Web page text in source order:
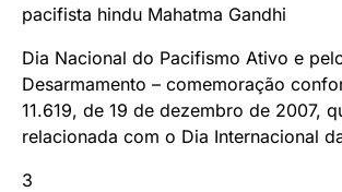
pacifista hindu Mahatma Gandhi
Dia Nacional do Pacifismo Ativo e
Desarmamento – comemoração
11.619, de 19 de dezembro de 2007,
relacionada com o Dia Internacional
3